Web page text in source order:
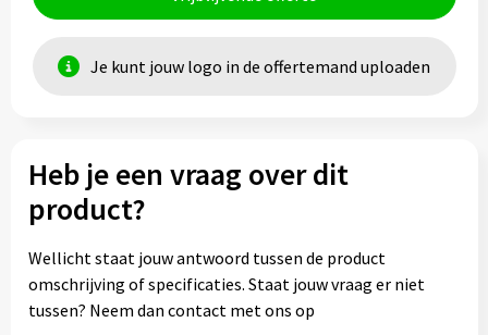
Je kunt jouw logo in de offertemand uploaden
Heb je een vraag over dit
product?
Wellicht staat jouw antwoord tussen de product
omschrijving of specificaties. Staat jouw vraag er niet
tussen? Neem dan contact met ons op